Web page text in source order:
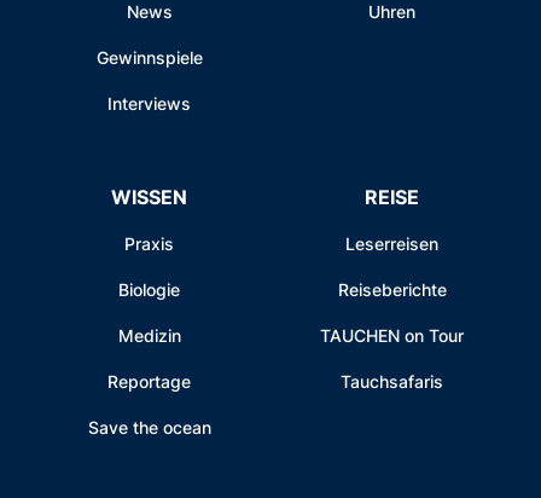
News
Gewinnspiele
Interviews
Uhren
WISSEN
Praxis
Biologie
Medizin
Reportage
Save the ocean
REISE
Leserreisen
Reiseberichte
TAUCHEN on Tour
Tauchsafaris